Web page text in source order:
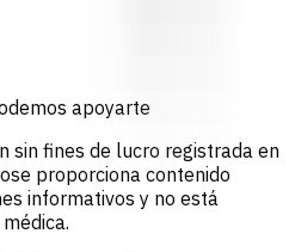
apoyarte
sin fines de lucro registrada en
proporciona contenido
informativos y no está